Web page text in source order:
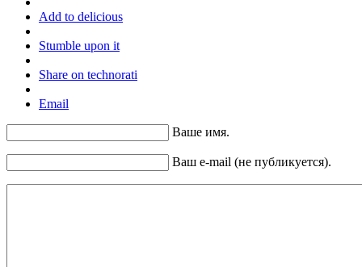
Add to delicious
Stumble upon it
Share on technorati
Email
Ваше имя.
Ваш e-mail (не публикуется).